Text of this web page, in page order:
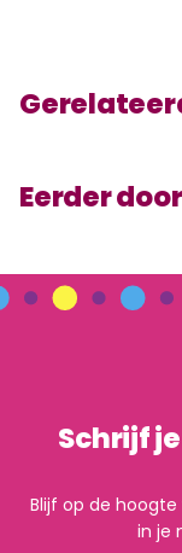
Eerder
Schrijf
Blijf op de
in je